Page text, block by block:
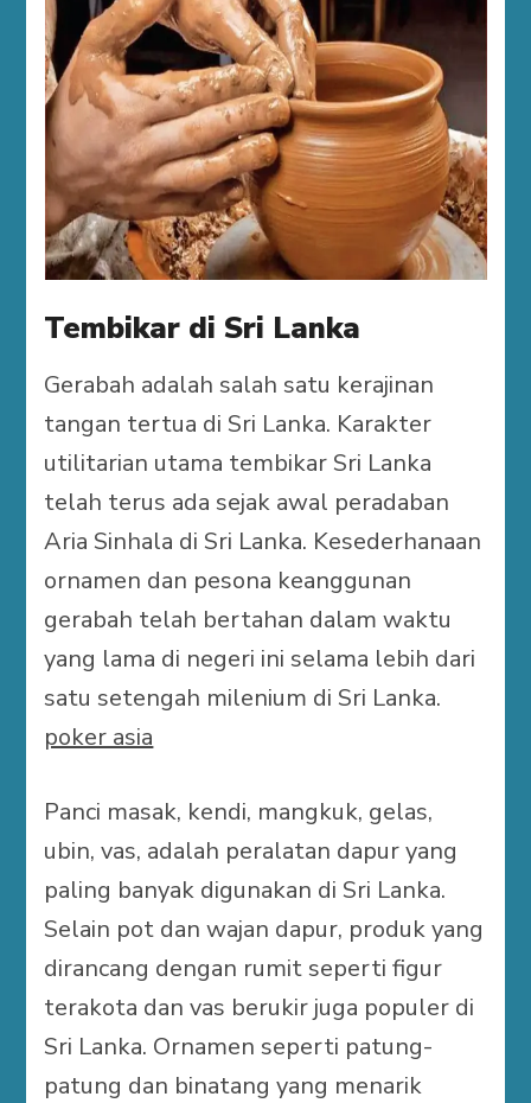
Tembikar di Sri Lanka
Gerabah adalah salah satu kerajinan
tangan tertua di Sri Lanka. Karakter
utilitarian utama tembikar Sri Lanka
telah terus ada sejak awal peradaban
Aria Sinhala di Sri Lanka. Kesederhanaan
ornamen dan pesona keanggunan
gerabah telah bertahan dalam waktu
yang lama di negeri ini selama lebih dari
satu setengah milenium di Sri Lanka.
poker asia
Panci masak, kendi, mangkuk, gelas,
ubin, vas, adalah peralatan dapur yang
paling banyak digunakan di Sri Lanka.
Selain pot dan wajan dapur, produk yang
dirancang dengan rumit seperti figur
terakota dan vas berukir juga populer di
Sri Lanka. Ornamen seperti patung-
patung dan binatang yang menarik